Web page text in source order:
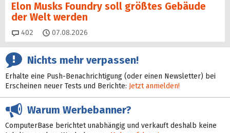
Elon Musks Foundry soll größ­tes Gebäude
der Welt werden
402 Kommentare
07.08.2026
Nichts mehr verpassen!
Erhalte eine Push-Benachrichtigung (oder einen Newsletter) bei
Erscheinen neuer Tests und Berichte: Jetzt anmelden!
Warum Werbebanner?
ComputerBase berichtet unabhängig und verkauft deshalb keine